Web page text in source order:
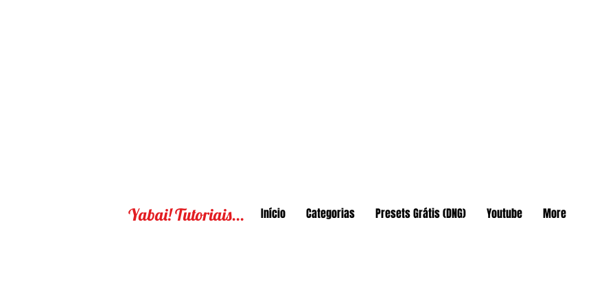
Yabai! Tutoriais... Início Categorias Presets Grátis (DNG) Youtube More